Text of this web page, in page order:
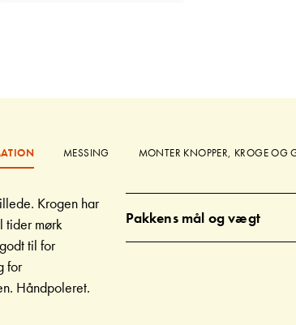
Krogen har
tider mørk
til for
for
Håndpoleret.
Pakkens mål og vægt
MESSING MONTER KNOPPER, KROGE OG